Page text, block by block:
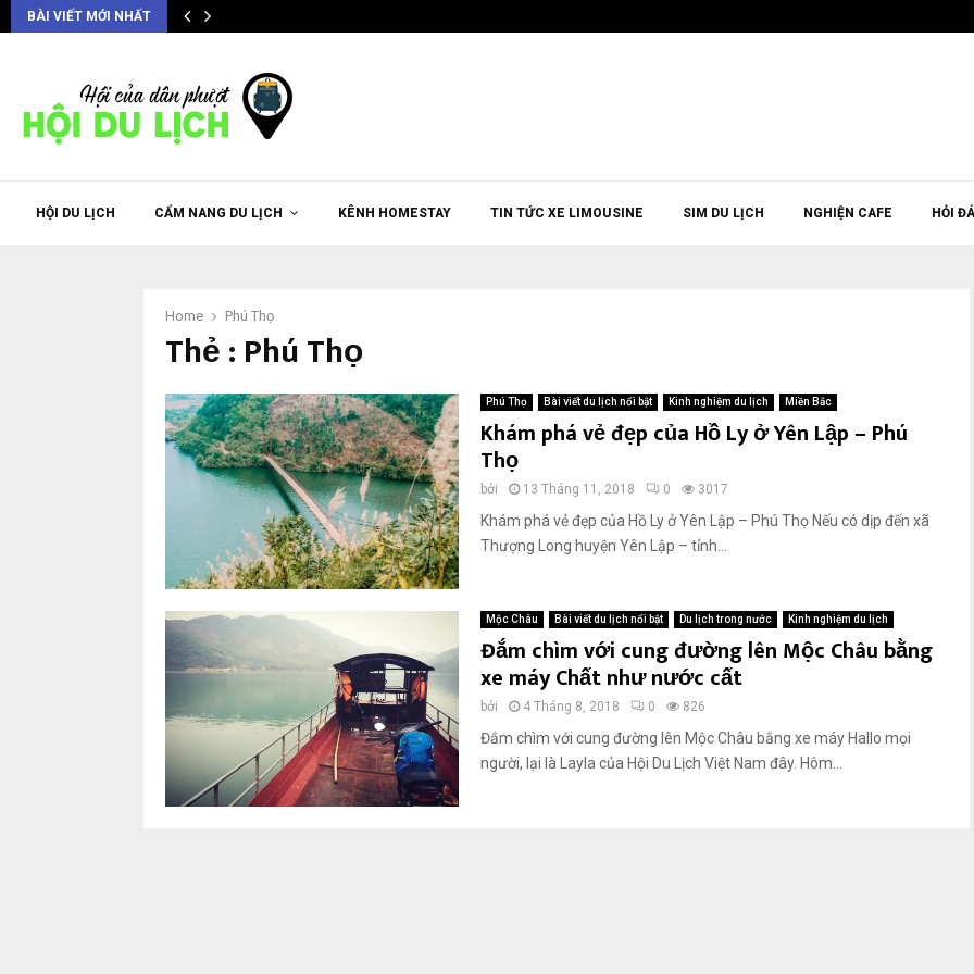
BÀI VIẾT MỚI NHẤT
HỘI DU LỊCH CẨM NANG DU LỊCH KÊNH HOMESTAY TIN TỨC XE LIMOUSINE SIM DU LỊCH NGHIỆN CAFE HỎI
Home Phú Thọ
Thẻ : Phú Thọ
Phú Thọ Bài viết du lịch nổi bật Kinh nghiệm du lịch Miền Bắc
Khám phá vẻ đẹp của Hồ Ly ở Yên Lập – Phú
Thọ
bởi 13 Tháng 11, 2018 0 3017
Khám phá vẻ đẹp của Hồ Ly ở Yên Lập – Phú Thọ Nếu có dịp đến xã
Thượng Long huyện Yên Lập – tỉnh...
Mộc Châu Bài viết du lịch nổi bật Du lịch trong nước Kinh nghiệm du lịch
Đắm chìm với cung đường lên Mộc Châu bằng
xe máy Chất như nước cất
bởi 4 Tháng 8, 2018 0 826
Đắm chìm với cung đường lên Mộc Châu bằng xe máy Hallo mọi
người, lại là Layla của Hội Du Lịch Việt Nam đây. Hôm...